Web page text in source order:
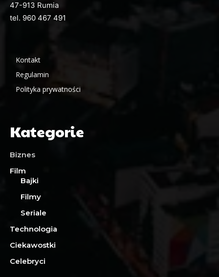
47-913 Rumia
tel. 960 467 491
Kontakt
Regulamin
Polityka prywatności
Kategorie
Biznes
Film
Bajki
Filmy
Seriale
Technologia
Ciekawostki
Celebryci